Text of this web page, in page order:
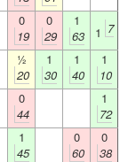
0
19
0
29
1
63
1 7
½
20
1
30
1
40
1
10
0
44
1
72
1
45
0
60
0
38